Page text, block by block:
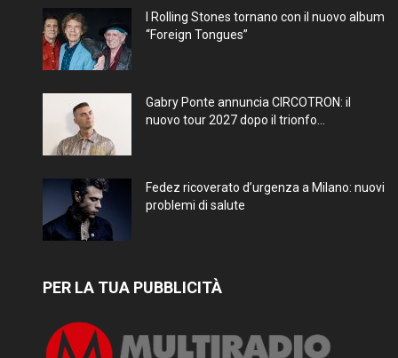
I Rolling Stones tornano con il nuovo album
“Foreign Tongues”
Gabry Ponte annuncia CIRCOTRON: il
nuovo tour 2027 dopo il trionfo...
Fedez ricoverato d’urgenza a Milano: nuovi
problemi di salute
PER LA TUA PUBBLICITÀ